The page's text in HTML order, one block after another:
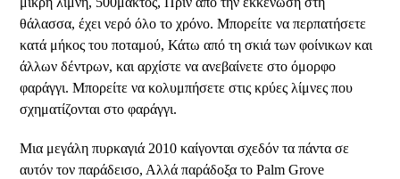
θάλασσα, έχει νερό όλο το χρόνο. Μπορείτε να περπατήσετε
κατά μήκος του ποταμού, Κάτω από τη σκιά των φοίνικων και
άλλων δέντρων, και αρχίστε να ανεβαίνετε στο όμορφο
φαράγγι. Μπορείτε να κολυμπήσετε στις κρύες λίμνες που
σχηματίζονται στο φαράγγι.
Μια μεγάλη πυρκαγιά 2010 καίγονται σχεδόν τα πάντα σε
αυτόν τον παράδεισο, Αλλά παράδοξα το Palm Grove